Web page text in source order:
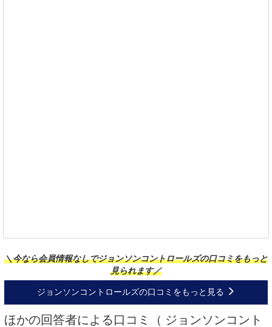
＼今なら会員情報なしでジョンソンコントロールズの口コミをもっと
見られます／
ジョンソンコントロールズの口コミをもっと見る
ほかの回答者による口コミ（ ジョンソンコント